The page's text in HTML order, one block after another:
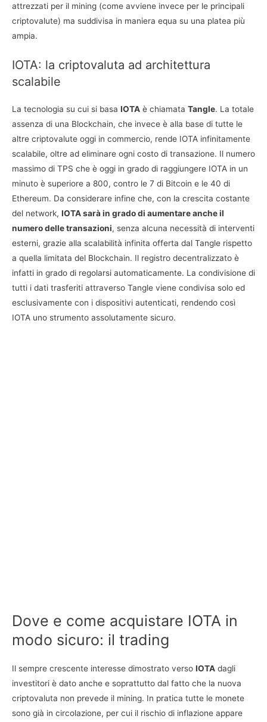
attrezzati per il mining (come avviene invece per le principali
criptovalute) ma suddivisa in maniera equa su una platea più
ampia.
IOTA: la criptovaluta ad architettura
scalabile
La tecnologia su cui si basa IOTA è chiamata Tangle. La totale
assenza di una Blockchain, che invece è alla base di tutte le
altre criptovalute oggi in commercio, rende IOTA infinitamente
scalabile, oltre ad eliminare ogni costo di transazione. Il numero
massimo di TPS che è oggi in grado di raggiungere IOTA in un
minuto è superiore a 800, contro le 7 di Bitcoin e le 40 di
Ethereum. Da considerare infine che, con la crescita costante
del network, IOTA sarà in grado di aumentare anche il
numero delle transazioni, senza alcuna necessità di interventi
esterni, grazie alla scalabilità infinita offerta dal Tangle rispetto
a quella limitata del Blockchain. Il registro decentralizzato è
infatti in grado di regolarsi automaticamente. La condivisione di
tutti i dati trasferiti attraverso Tangle viene condivisa solo ed
esclusivamente con i dispositivi autenticati, rendendo così
IOTA uno strumento assolutamente sicuro.
Dove e come acquistare IOTA in
modo sicuro: il trading
Il sempre crescente interesse dimostrato verso IOTA dagli
investitori è dato anche e soprattutto dal fatto che la nuova
criptovaluta non prevede il mining. In pratica tutte le monete
sono già in circolazione, per cui il rischio di inflazione appare